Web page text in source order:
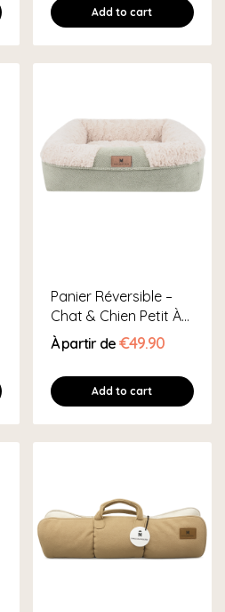
Add to cart
Panier Réversible –
Chat & Chien Petit À
Grand
À partir de €49.90
Add to cart